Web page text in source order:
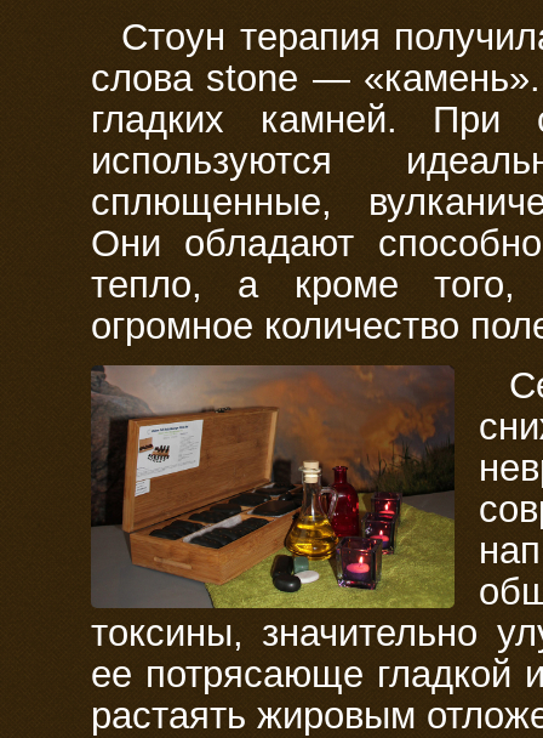
Стоун терапия
слова stone —
гладких камней. При
используются
сплющенные,
Они обладают
тепло, а кроме того,
огромное количество
токсины, значительно
ее потрясающе гладкой
растаять жировым